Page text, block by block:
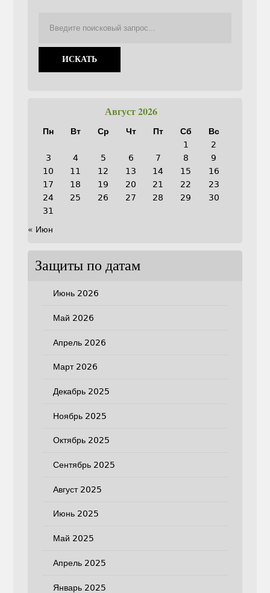
Август 2026
Пн Вт Ср Чт Пт Сб
Вс
1
2
3
4 5 6 7 8
9
10
11 12 13 14 15
16
17
18 19 20 21 22
23
24
25 26 27 28 29
30
31
« Июн
Защиты по датам
Июнь 2026
Май 2026
Апрель 2026
Март 2026
Декабрь 2025
Ноябрь 2025
Октябрь 2025
Сентябрь 2025
Август 2025
Июнь 2025
Май 2025
Апрель 2025
Январь 2025